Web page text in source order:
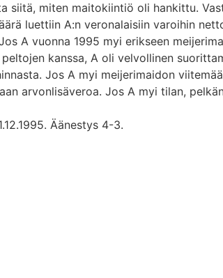
siitä, miten maitokiintiö oli hankittu.
luettiin A:n veronalaisiin varoihin
A vuonna 1995 myi erikseen
kanssa, A oli velvollinen
Jos A myi meijerimaidon
arvonlisäveroa. Jos A myi tilan,
Äänestys 4-3.